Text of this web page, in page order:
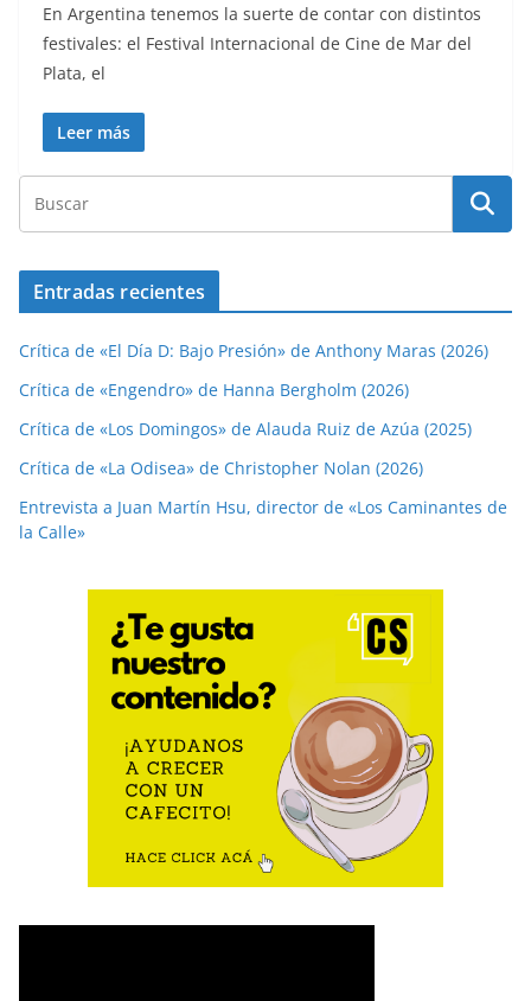
En Argentina tenemos la suerte de contar con distintos
festivales: el Festival Internacional de Cine de Mar del
Plata, el
Leer más
Entradas recientes
Crítica de «El Día D: Bajo Presión» de Anthony Maras (2026)
Crítica de «Engendro» de Hanna Bergholm (2026)
Crítica de «Los Domingos» de Alauda Ruiz de Azúa (2025)
Crítica de «La Odisea» de Christopher Nolan (2026)
Entrevista a Juan Martín Hsu, director de «Los Caminantes de
la Calle»